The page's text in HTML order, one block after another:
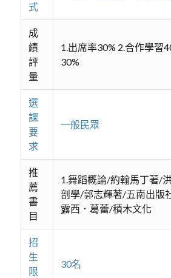
式
成
績
評
量
1.出席率30% 2.合作學習
30%
選
課
要
求
一般民眾
推
薦
書
目
1.舞蹈概論/約翰馬丁著/
剖學/郭志輝著/五南出版
露西．葛蕾/積木文化
招
生
限
30名